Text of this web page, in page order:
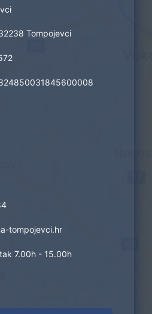
Tompojevci
tompojevci.hr
7.00h - 15.00h